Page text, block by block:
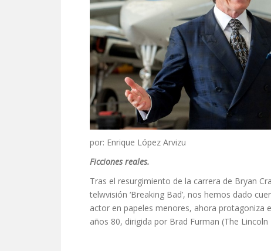
por: Enrique López Arvizu
Ficciones reales.
Tras el resurgimiento de la carrera de Bryan
telwvisión ‘Breaking Bad’, nos hemos dado
actor en papeles menores, ahora protagoniza
años 80, dirigida por Brad Furman (The Lincoln